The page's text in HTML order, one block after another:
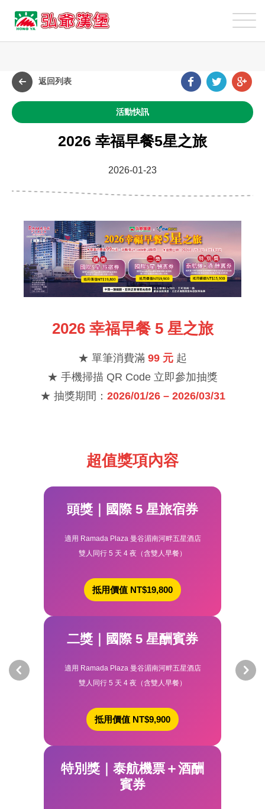
弘
爺
國
企
業
股
份
返回列表
活動快訊
2026 幸福早餐5星之旅
2026-01-23
2026 幸福早餐 5 星之旅
★ 單筆消費滿 99 元 起
★ 手機掃描 QR Code 立即參加抽獎
★ 抽獎期間： 2026/01/26 – 2026/03/31
超值獎項內容
頭獎｜國際 5 星旅宿券
適用 Ramada Plaza 曼谷湄南河畔五星酒店
雙人同行 5 天 4 夜（含雙人早餐）
抵用價值 NT$19,800
二獎｜國際 5 星酬賓券
適用 Ramada Plaza 曼谷湄南河畔五星酒店
雙人同行 5 天 4 夜（含雙人早餐）
抵用價值 NT$9,900
特別獎｜泰航機票＋酒酬
賓券